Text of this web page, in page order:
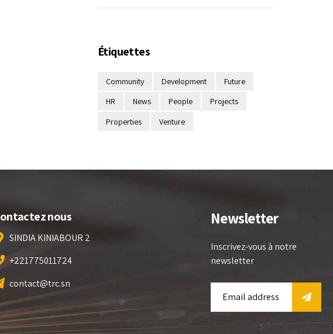
Étiquettes
Community Development
Future
HR
News People
Projects
Properties
Venture
nous
SINDIA KINIABOUR 2
+221775011724
contact@trc.sn
Newsletter
Inscrivez-vous à notre
newsletter